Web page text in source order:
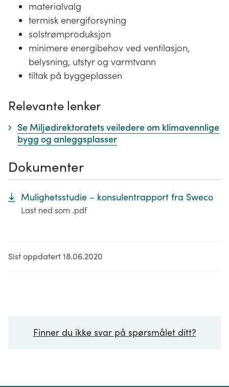
materialvalg
termisk energiforsyning
solstrømproduksjon
minimere energibehov ved ventilasjon,
belysning, utstyr og varmtvann
tiltak på byggeplassen
Relevante lenker
Se Miljødirektoratets veiledere om klimavennlige
bygg og anleggsplasser
Dokumenter
Mulighetsstudie – konsulentrapport fra Sweco
Last ned som .pdf
Sist oppdatert 18.06.2020
Finner du ikke svar på spørsmålet ditt?